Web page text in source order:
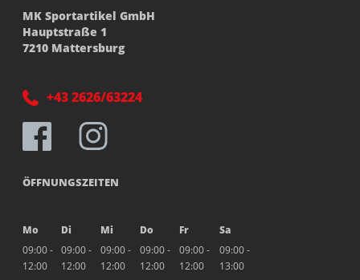
MK Sportartikel GmbH
Hauptstraße 1
7210 Mattersburg
+43 2626/63224
ÖFFNUNGSZEITEN
Mo Di Mi Do Fr
Sa
09:00 -
12:00
09:00 -
12:00
09:00 -
12:00
09:00 -
12:00
09:00 -
12:00
09:00 -
13:00